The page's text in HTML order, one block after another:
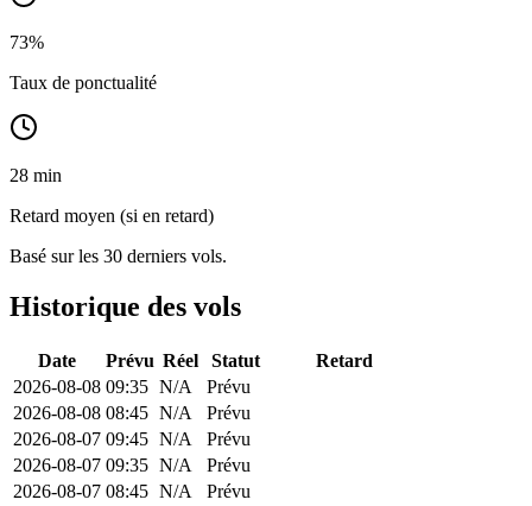
73%
Taux de ponctualité
28 min
Retard moyen (si en retard)
Basé sur les 30 derniers vols.
Historique des vols
Date Prévu Réel Statut
Retard
2026-08-08 09:35 N/A
Prévu
2026-08-08 08:45 N/A
Prévu
2026-08-07 09:45 N/A
Prévu
2026-08-07 09:35 N/A
Prévu
2026-08-07 08:45 N/A
Prévu